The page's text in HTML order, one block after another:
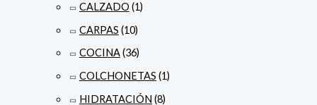
CALZADO (1)
CARPAS (10)
COCINA(36)
COLCHONETAS (1)
HIDRATACIÓN (8)